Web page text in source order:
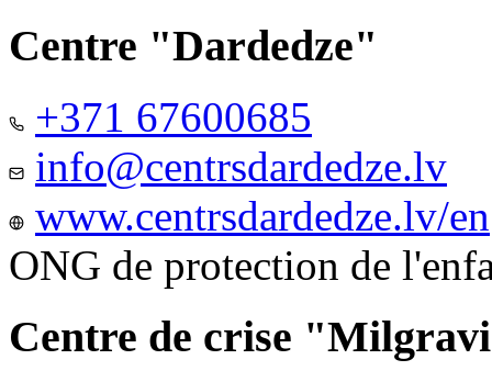
Centre "Dardedze"
+371 67600685
info@centrsdardedze.lv
www.centrsdardedze.lv/en
ONG de protection de
Centre de crise